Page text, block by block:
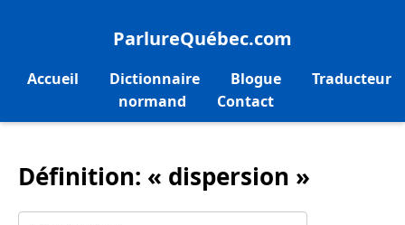
ParlureQuébec.com
Accueil Dictionnaire Blogue
Traducteur
normand
Contact
Définition: « dispersion »